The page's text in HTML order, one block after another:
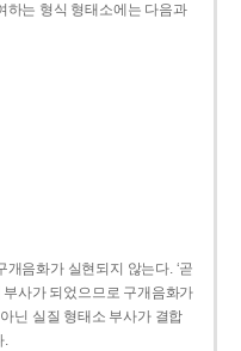
하는 형식 형태소에는 다음과
음화가 실현되지 않는다. ‘곧
부사가 되었으므로 구개음화가
닌 실질 형태소 부사가 결합
.